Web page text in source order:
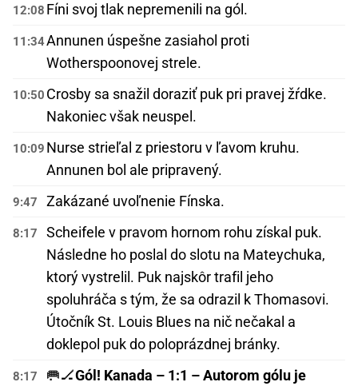
12:08 Fíni svoj tlak nepremenili na gól.
11:34Annunen úspešne zasiahol proti
Wotherspoonovej strele.
10:50 Crosby sa snažil doraziť puk pri pravej žŕdke.
Nakoniec však neuspel.
10:09 Nurse strieľal z priestoru v ľavom kruhu.
Annunen bol ale pripravený.
9:47 Zakázané uvoľnenie Fínska.
8:17
Scheifele v pravom hornom rohu získal puk.
Následne ho poslal do slotu na Mateychuka,
ktorý vystrelil. Puk najskôr trafil jeho
spoluhráča s tým, že sa odrazil k Thomasovi.
Útočník St. Louis Blues na nič nečakal a
doklepol puk do poloprázdnej bránky.
8:17 🥅🏒Gól! Kanada – 1:1 – Autorom gólu je